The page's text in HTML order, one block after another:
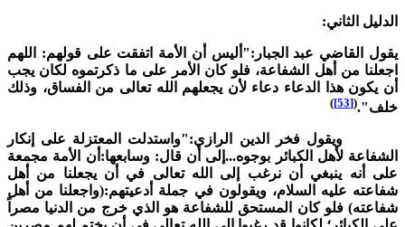
الثاني:
القاضي عبد الجبار:"أليس أن الأمة اتفقت على قولهم: اللهم
من أهل الشفاعة، فلو كان الأمر على ما ذكرتموه لكان يجب
يكون هذا الدعاء دعاء لأن يجعلهم الله تعالى من الفساق، وذلك
(
[53]
)
فخر الدين الرازي:"واستدلت المعتزلة على إنكار
لأهل الكبائر بوجوه...إلى أن قال: وسابعها:أن الأمة مجمعة
أنه ينبغي أن نرغب إلى الله تعالى في أن يجعلنا من أهل
عليه السلام، ويقولون في جملة أدعيتهم:(واجعلنا من أهل
فلو كان المستحق للشفاعة هو الذي خرج من الدنيا مصراً